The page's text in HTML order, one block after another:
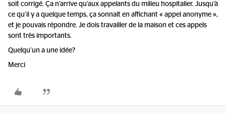
soit corrigé. Ça n’arrive qu’aux appelants du milieu hospitalier. Jusqu’à
ce qu’il y a quelque temps, ça sonnait en affichant « appel anonyme »,
et je pouvais répondre. Je dois travailler de la maison et ces appels
sont très importants.
Quelqu’un a une idée?
Merci